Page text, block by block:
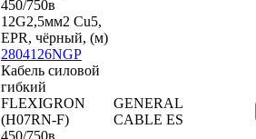
450/750в
12G2,5мм2 Cu5,
EPR, чёрный, (м)
2804126NGP
Кабель силовой
гибкий
FLEXIGRON
(H07RN-F)
450/750в
GENERAL
CABLE ES